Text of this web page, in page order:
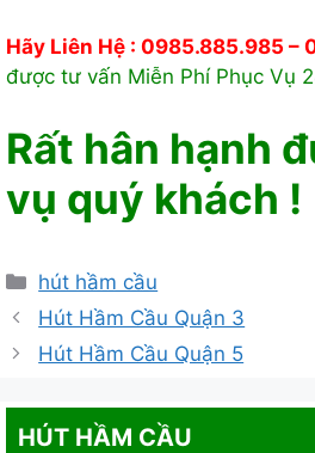
Hãy Liên Hệ : 0985.885.985 –
được tư vấn Miễn Phí Phục Vụ
Rất hân hạnh
vụ quý khách !
Danh
mục
hút hầm cầu
Hút Hầm Cầu Quận 3
Hút Hầm Cầu Quận 5
HÚT HẦM CẦU